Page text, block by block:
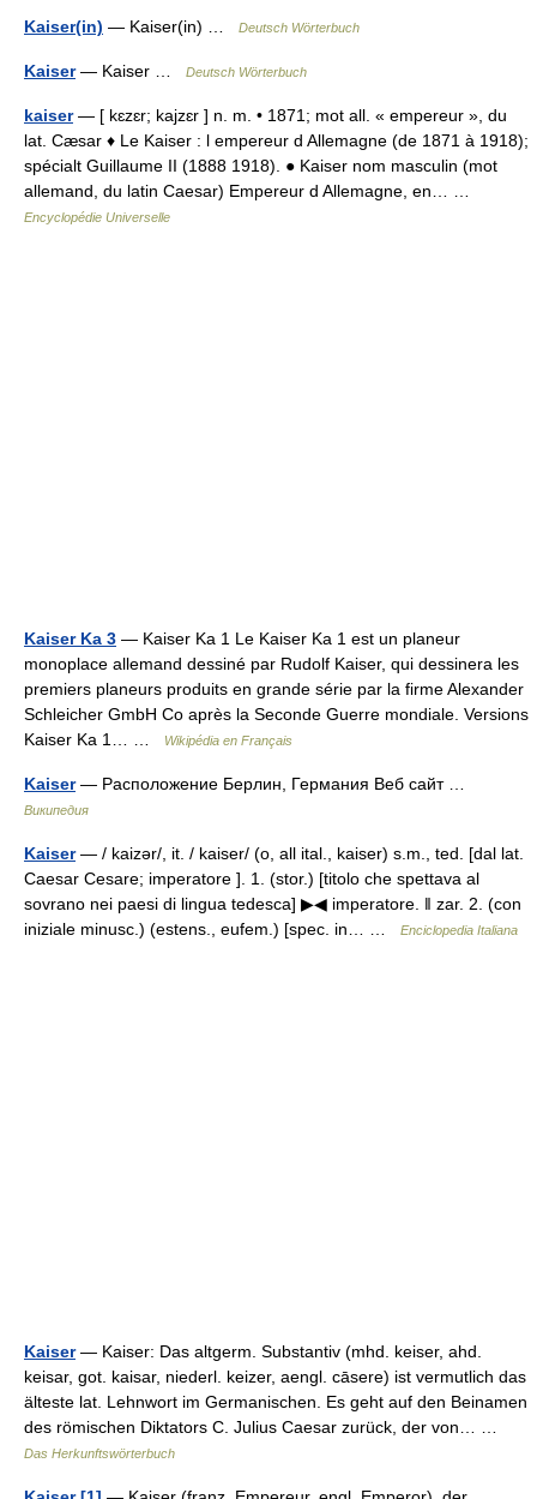
Kaiser(in) — Kaiser(in) … Deutsch Wörterbuch
Kaiser— Kaiser … Deutsch Wörterbuch
kaiser— [ kɛzɛr; kajzɛr ] n. m. • 1871; mot all. « empereur », du
lat. Cæsar ♦ Le Kaiser : l empereur d Allemagne (de 1871 à 1918);
spécialt Guillaume II (1888 1918). ● Kaiser nom masculin (mot
allemand, du latin Caesar) Empereur d Allemagne, en… …
Encyclopédie Universelle
Kaiser Ka 3 — Kaiser Ka 1 Le Kaiser Ka 1 est un planeur
monoplace allemand dessiné par Rudolf Kaiser, qui dessinera les
premiers planeurs produits en grande série par la firme Alexander
Schleicher GmbH Co après la Seconde Guerre mondiale. Versions
Kaiser Ka 1… …
Wikipédia en Français
Kaiser— Расположение Берлин, Германия Веб сайт …
Википедия
Kaiser— / kaizər/, it. / kaiser/ (o, all ital., kaiser) s.m., ted. [dal lat.
Caesar Cesare; imperatore ]. 1. (stor.) [titolo che spettava al
sovrano nei paesi di lingua tedesca] ▶◀ imperatore. ‖ zar. 2. (con
iniziale minusc.) (estens., eufem.) [spec. in… …
Enciclopedia Italiana
Kaiser— Kaiser: Das altgerm. Substantiv (mhd. keiser, ahd.
keisar, got. kaisar, niederl. keizer, aengl. cāsere) ist vermutlich das
älteste lat. Lehnwort im Germanischen. Es geht auf den Beinamen
des römischen Diktators C. Julius Caesar zurück, der von… …
Das Herkunftswörterbuch